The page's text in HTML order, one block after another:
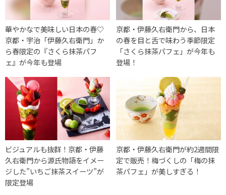
華やかなで美味しい日本の春♡
京都・宇治「伊藤久右衛門」か
ら春限定の『さくら抹茶パフ
ェ』が今年も登場
京都・伊藤久右衛門から、日本
の春を目と舌で味わう季節限定
「さくら抹茶パフェ」が今年も
登場！
ビジュアルも抜群！京都・伊藤
久右衛門から源氏物語をイメー
ジした”いちご抹茶スイーツ”が
限定登場
京都・伊藤久右衛門が約2週間限
定で販売！梅づくしの「梅の抹
茶パフェ」が美しすぎる！